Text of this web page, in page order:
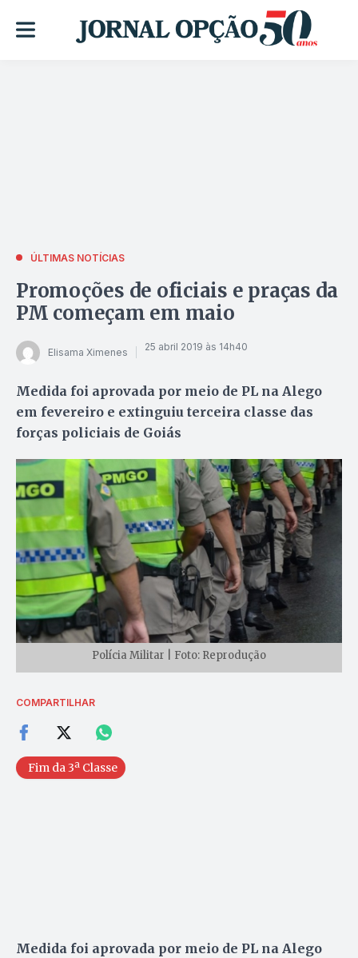
ÚLTIMAS NOTÍCIAS
Promoções de oficiais e praças da
PM começam em maio
Elisama Ximenes 25 abril 2019 às 14h40
Medida foi aprovada por meio de PL na Alego
em fevereiro e extinguiu terceira classe das
forças policiais de Goiás
Polícia Militar | Foto: Reprodução
COMPARTILHAR
Fim da 3ª Classe
Medida foi aprovada por meio de PL na Alego